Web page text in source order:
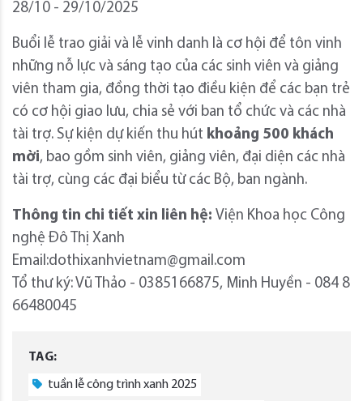
28/10 - 29/10/2025
Buổi lễ trao giải và lễ vinh danh là cơ hội để tôn vinh
những nỗ lực và sáng tạo của các sinh viên và giảng
viên tham gia, đồng thời tạo điều kiện để các bạn trẻ
có cơ hội giao lưu, chia sẻ với ban tổ chức và các nhà
tài trợ. Sự kiện dự kiến thu hút khoảng 500 khách
mời, bao gồm sinh viên, giảng viên, đại diện các nhà
tài trợ, cùng các đại biểu từ các Bộ, ban ngành.
Thông tin chi tiết xin liên hệ: Viện Khoa học Công
nghệ Đô Thị Xanh
Email:dothixanhvietnam@gmail.com
Tổ thư ký: Vũ Thảo - 0385166875, Minh Huyền - 084 8
66480045
TAG:
tuần lễ công trình xanh 2025